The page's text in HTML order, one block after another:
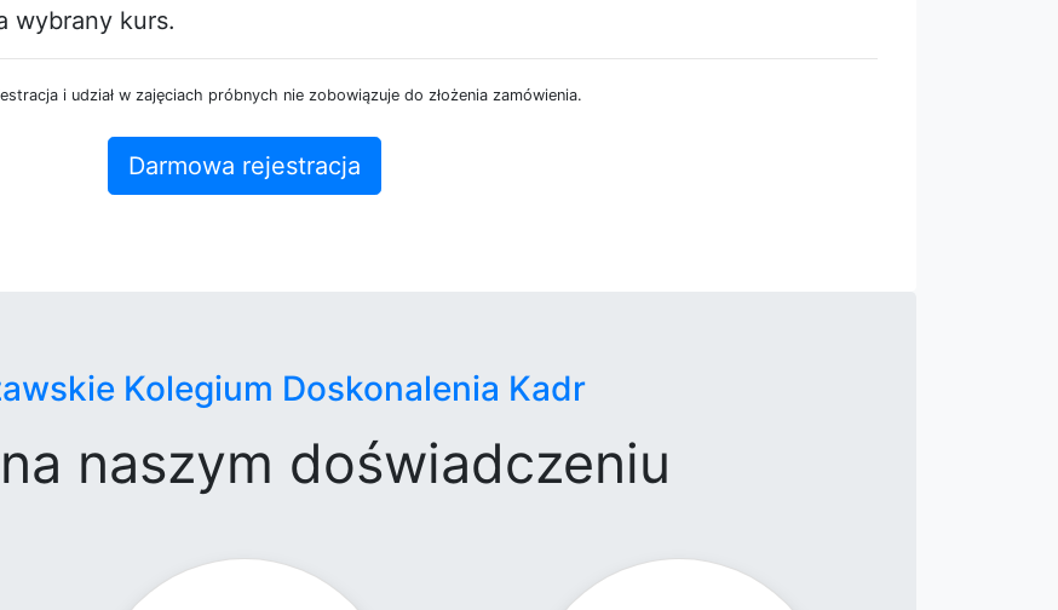
wybrany kurs.
i udział w zajęciach próbnych nie zobowiązuje do złożenia zamówienia.
Darmowa rejestracja
Kolegium Doskonalenia Kadr
naszym doświadczeniu